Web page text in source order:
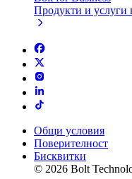
Продукти и услуги
Общи условия
Поверителност
Бисквитки
© 2026 Bolt